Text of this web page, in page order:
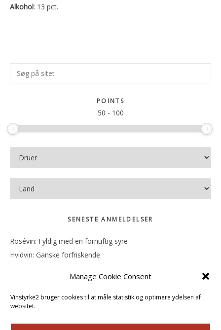
Manage Cookie Consent
Vinstyrke2 bruger cookies til at måle statistik og optimere ydelsen af
websitet.
Alkohol: 13 pct.
Primær
Sidebar
Søg
på
POINTS
50 - 100
SENESTE ANMELDELSER
Rosévin: Fyldig med en fornuftig syre
Hvidvin: Ganske forfriskende
Hvidvin: Smørfedme og tropisk sødme
Rosévin: Blød, rund og sødladen